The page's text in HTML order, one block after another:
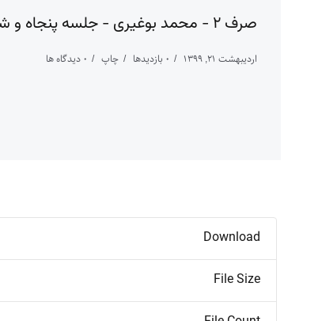
صرف ۲ - محمد بوغیری - جلسه پنجاه و ششم
اردیبهشت ۲۱, ۱۳۹۹ ۰ بازدیدها چاپ ۰ دیدگاه ها
Download
File Size